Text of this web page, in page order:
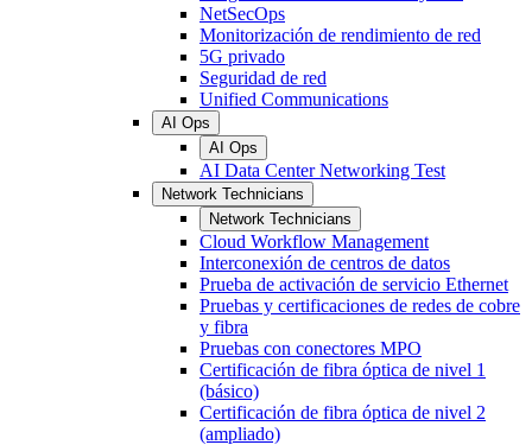
NetSecOps
Monitorización de rendimiento de red
5G privado
Seguridad de red
Unified Communications
AI Ops
AI Ops
AI Data Center Networking Test
Network Technicians
Network Technicians
Cloud Workflow Management
Interconexión de centros de datos
Prueba de activación de servicio Ethernet
Pruebas y certificaciones de redes de cobre
y fibra
Pruebas con conectores MPO
Certificación de fibra óptica de nivel 1
(básico)
Certificación de fibra óptica de nivel 2
(ampliado)